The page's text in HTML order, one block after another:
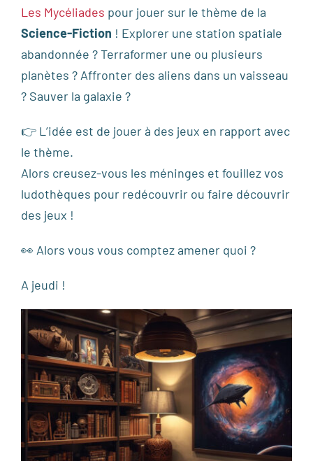
Les Mycéliades pour jouer sur le thème de la
Science-Fiction ! Explorer une station spatiale
abandonnée ? Terraformer une ou plusieurs
planètes ? Affronter des aliens dans un vaisseau
? Sauver la galaxie ?
👉 L’idée est de jouer à des jeux en rapport avec
le thème.
Alors creusez-vous les méninges et fouillez vos
ludothèques pour redécouvrir ou faire découvrir
des jeux !
👀 Alors vous vous comptez amener quoi ?
A jeudi !